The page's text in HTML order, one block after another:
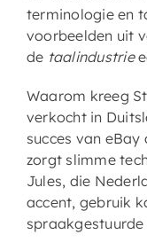
terminologie en
voorbeelden uit
de taalindustrie
Waarom kreeg
verkocht in
succes van eBay
zorgt slimme
Jules, die
accent, gebruik